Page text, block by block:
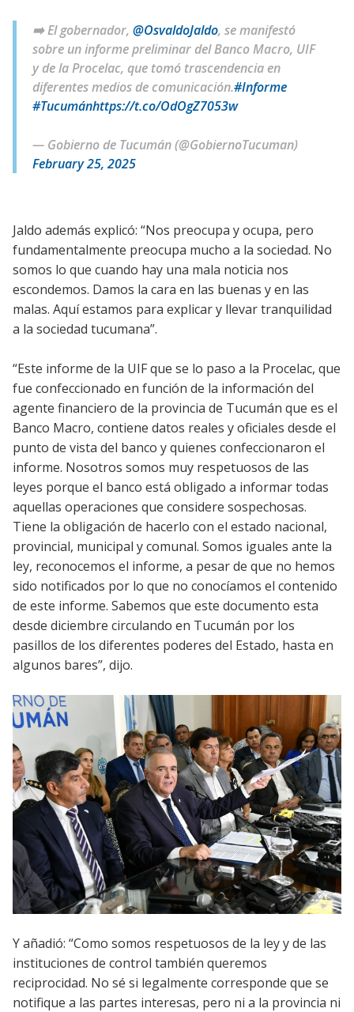
➡️ El gobernador, @OsvaldoJaldo, se manifestó
sobre un informe preliminar del Banco Macro, UIF
y de la Procelac, que tomó trascendencia en
diferentes medios de comunicación.#Informe
#Tucumánhttps://t.co/OdOgZ7053w
— Gobierno de Tucumán (@GobiernoTucuman)
February 25, 2025
Jaldo además explicó: “Nos preocupa y ocupa, pero
fundamentalmente preocupa mucho a la sociedad. No
somos lo que cuando hay una mala noticia nos
escondemos. Damos la cara en las buenas y en las
malas. Aquí estamos para explicar y llevar tranquilidad
a la sociedad tucumana”.
“Este informe de la UIF que se lo paso a la Procelac, que
fue confeccionado en función de la información del
agente financiero de la provincia de Tucumán que es el
Banco Macro, contiene datos reales y oficiales desde el
punto de vista del banco y quienes confeccionaron el
informe. Nosotros somos muy respetuosos de las
leyes porque el banco está obligado a informar todas
aquellas operaciones que considere sospechosas.
Tiene la obligación de hacerlo con el estado nacional,
provincial, municipal y comunal. Somos iguales ante la
ley, reconocemos el informe, a pesar de que no hemos
sido notificados por lo que no conocíamos el contenido
de este informe. Sabemos que este documento esta
desde diciembre circulando en Tucumán por los
pasillos de los diferentes poderes del Estado, hasta en
algunos bares”, dijo.
Y añadió: “Como somos respetuosos de la ley y de las
instituciones de control también queremos
reciprocidad. No sé si legalmente corresponde que se
notifique a las partes interesas, pero ni a la provincia ni